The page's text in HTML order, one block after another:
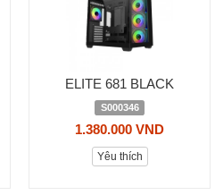
ELITE 681 BLACK
S000346
1.380.000 VND
Yêu thích